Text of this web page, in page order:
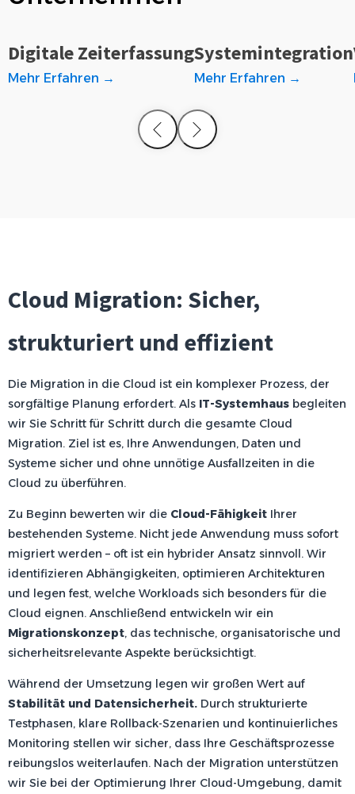
Digitale Zeiterfassung
Mehr Erfahren →
Systemintegration
Mehr Erfahren →
Cloud Migration: Sicher,
strukturiert und effizient
Die Migration in die Cloud ist ein komplexer Prozess, der
sorgfältige Planung erfordert. Als IT-Systemhaus begleiten
wir Sie Schritt für Schritt durch die gesamte Cloud
Migration. Ziel ist es, Ihre Anwendungen, Daten und
Systeme sicher und ohne unnötige Ausfallzeiten in die
Cloud zu überführen.
Zu Beginn bewerten wir die Cloud-Fähigkeit Ihrer
bestehenden Systeme. Nicht jede Anwendung muss sofort
migriert werden – oft ist ein hybrider Ansatz sinnvoll. Wir
identifizieren Abhängigkeiten, optimieren Architekturen
und legen fest, welche Workloads sich besonders für die
Cloud eignen. Anschließend entwickeln wir ein
Migrationskonzept, das technische, organisatorische und
sicherheitsrelevante Aspekte berücksichtigt.
Während der Umsetzung legen wir großen Wert auf
Stabilität und Datensicherheit. Durch strukturierte
Testphasen, klare Rollback-Szenarien und kontinuierliches
Monitoring stellen wir sicher, dass Ihre Geschäftsprozesse
reibungslos weiterlaufen. Nach der Migration unterstützen
wir Sie bei der Optimierung Ihrer Cloud-Umgebung, damit